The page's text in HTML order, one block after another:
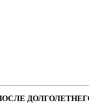
ДОЛГОЛЕТНЕГО